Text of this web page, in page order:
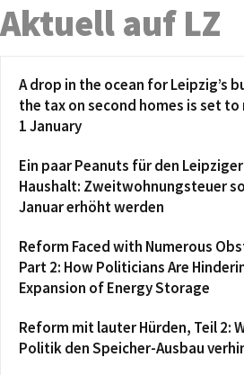
Aktuell auf LZ
A drop in the ocean for Leipzig’s
the tax on second homes is set
1 January
Ein paar Peanuts für den Leipziger
Haushalt: Zweitwohnungsteuer
Januar erhöht werden
Reform Faced with Numerous
Part 2: How Politicians Are
Expansion of Energy Storage
Reform mit lauter Hürden, Teil 2:
Politik den Speicher-Ausbau